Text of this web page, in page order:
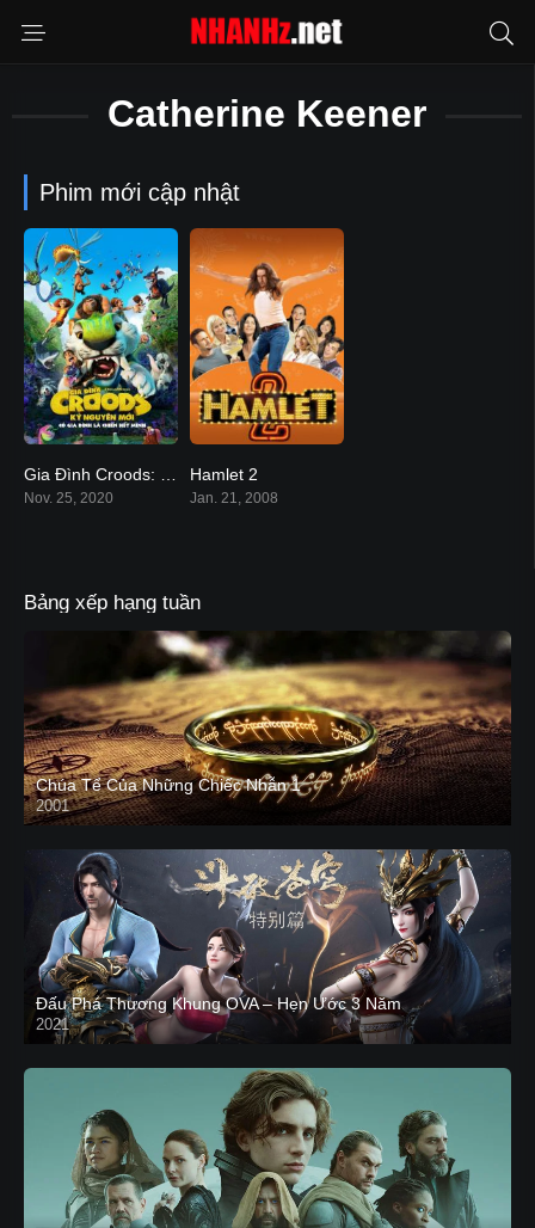
Catherine Keener
Phim mới cập nhật
7
Nov. 25, 2020
Hamlet 2
Jan. 21, 2008
Bảng xếp hạng tuần
Chúa Tể Của Những Chiếc Nhẫn 1
2001
Đấu Phá Thương Khung OVA – Hẹn Ước 3 Năm
2021